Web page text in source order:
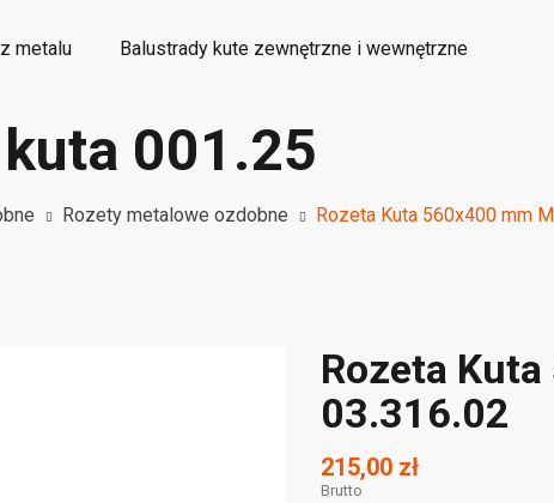
metalu Balustrady kute zewnętrzne i wewnętrzne
Metalowe elementy kute ozdobne
001.25
Rozety metalowe ozdobne Rozeta Kuta 560x400 mm
Rozeta
03.316.02
215,00 zł
Brutto